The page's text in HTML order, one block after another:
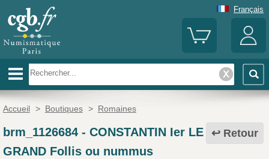
Français
Accueil > Boutiques > Romaines
Retour
brm_1126684- CONSTANTIN Ier LE
GRAND Follis ou nummus